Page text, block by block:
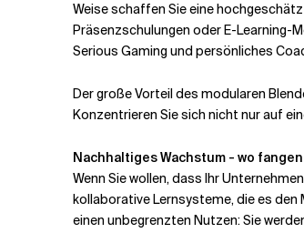
Weise schaffen Sie eine
Präsenzschulungen oder E-Learning-
Serious Gaming und persönliches
Der große Vorteil des modularen
Konzentrieren Sie sich nicht nur auf
Nachhaltiges Wachstum - wo
Wenn Sie wollen, dass Ihr
kollaborative Lernsysteme, die es den
einen unbegrenzten Nutzen: Sie